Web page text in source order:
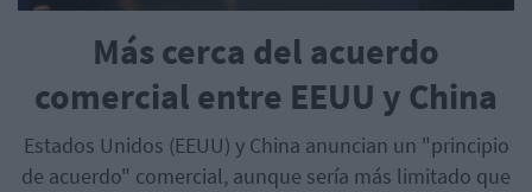
Más cerca del acuerdo
comercial entre EEUU y China
Estados Unidos (EEUU) y China anuncian un "principio
de acuerdo" comercial, aunque sería más limitado que